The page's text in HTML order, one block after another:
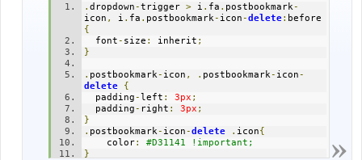
.dropdown -trigger > i . fa . postbookmark-
icon , i . fa . postbookmark- icon -delete:
{
  font
- size : inherit ;
}
. postbookmark- icon , . postbookmark- icon -
delete
{
  padding
-left : 3px ;
  padding
- right : 3px ;
}
. postbookmark- icon -delete . icon{
	color
:
#D31141 !important;
}